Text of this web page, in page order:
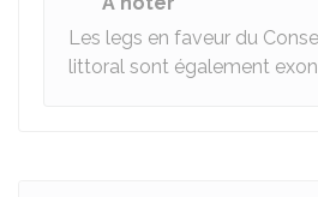
Les legs en faveur du
littoral sont également